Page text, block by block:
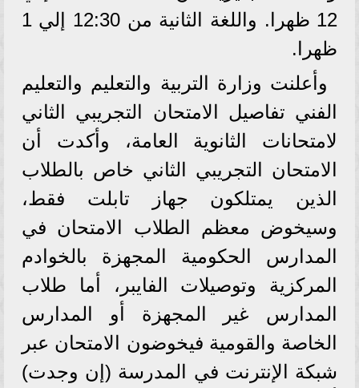
12 ظهرا. واللغة الثانية من 12:30 إلي 1
ظهرا.
وأعلنت وزارة التربية والتعليم والتعليم
الفني تفاصيل الامتحان التجريبي الثاني
لامتحانات الثانوية العامة، وأكدت أن
الامتحان التجريبي الثاني خاص بالطلاب
الذين يمتلكون جهاز تابلت فقط،
وسيخوض معظم الطلاب الامتحان في
المدارس الحكومية المجهزة بالخوادم
المركزية وتوصيلات الفايبر، أما طلاب
المدارس غير المجهزة أو المدارس
الخاصة والقومية فيخوضون الامتحان عبر
شبكة الإنترنت في المدرسة (إن وجدت)